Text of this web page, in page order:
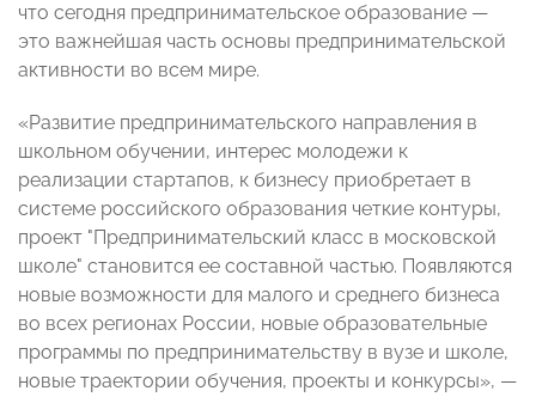
что сегодня предпринимательское образование —
это важнейшая часть основы предпринимательской
активности во всем мире.
«Развитие предпринимательского направления в
школьном обучении, интерес молодежи к
реализации стартапов, к бизнесу приобретает в
системе российского образования четкие контуры,
проект "Предпринимательский класс в московской
школе" становится ее составной частью. Появляются
новые возможности для малого и среднего бизнеса
во всех регионах России, новые образовательные
программы по предпринимательству в вузе и школе,
новые траектории обучения, проекты и конкурсы», —